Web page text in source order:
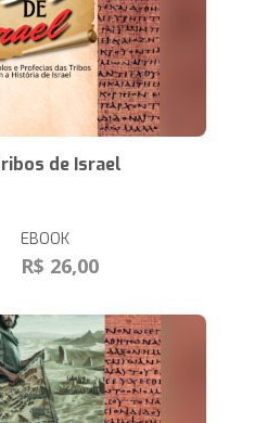
de Israel
EBOOK
R$ 26,00